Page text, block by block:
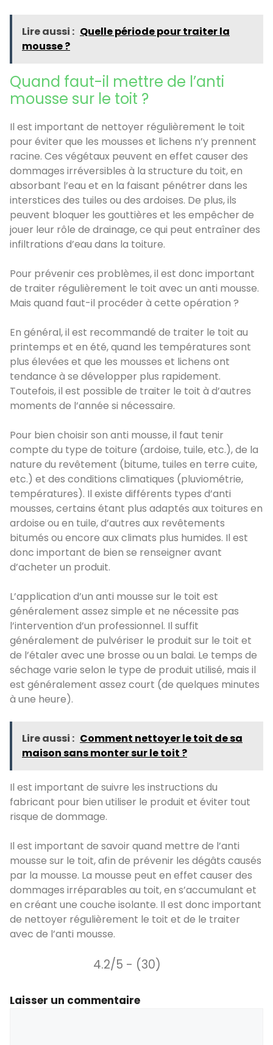
Lire aussi : Quelle période pour traiter la
mousse ?
Quand faut-il mettre de l’anti
mousse sur le toit ?
Il est important de nettoyer régulièrement le toit
pour éviter que les mousses et lichens n’y prennent
racine. Ces végétaux peuvent en effet causer des
dommages irréversibles à la structure du toit, en
absorbant l’eau et en la faisant pénétrer dans les
interstices des tuiles ou des ardoises. De plus, ils
peuvent bloquer les gouttières et les empêcher de
jouer leur rôle de drainage, ce qui peut entraîner des
infiltrations d’eau dans la toiture.
Pour prévenir ces problèmes, il est donc important
de traiter régulièrement le toit avec un anti mousse.
Mais quand faut-il procéder à cette opération ?
En général, il est recommandé de traiter le toit au
printemps et en été, quand les températures sont
plus élevées et que les mousses et lichens ont
tendance à se développer plus rapidement.
Toutefois, il est possible de traiter le toit à d’autres
moments de l’année si nécessaire.
Pour bien choisir son anti mousse, il faut tenir
compte du type de toiture (ardoise, tuile, etc.), de la
nature du revêtement (bitume, tuiles en terre cuite,
etc.) et des conditions climatiques (pluviométrie,
températures). Il existe différents types d’anti
mousses, certains étant plus adaptés aux toitures en
ardoise ou en tuile, d’autres aux revêtements
bitumés ou encore aux climats plus humides. Il est
donc important de bien se renseigner avant
d’acheter un produit.
L’application d’un anti mousse sur le toit est
généralement assez simple et ne nécessite pas
l’intervention d’un professionnel. Il suffit
généralement de pulvériser le produit sur le toit et
de l’étaler avec une brosse ou un balai. Le temps de
séchage varie selon le type de produit utilisé, mais il
est généralement assez court (de quelques minutes
à une heure).
Lire aussi : Comment nettoyer le toit de sa
maison sans monter sur le toit ?
Il est important de suivre les instructions du
fabricant pour bien utiliser le produit et éviter tout
risque de dommage.
Il est important de savoir quand mettre de l’anti
mousse sur le toit, afin de prévenir les dégâts causés
par la mousse. La mousse peut en effet causer des
dommages irréparables au toit, en s’accumulant et
en créant une couche isolante. Il est donc important
de nettoyer régulièrement le toit et de le traiter
avec de l’anti mousse.
4.2/5 - (30)
Laisser un commentaire